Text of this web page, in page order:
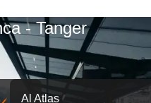
- Tanger
Al Atlas